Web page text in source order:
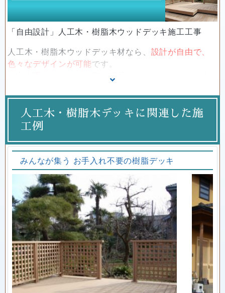
「自由設計」人工木・樹脂木ウッドデッキ施工工事
人工木・樹脂木ウッドデッキ材なら、 設計が自由で、
色々なデザインが可能です。
大手メーカーの人工木商品のデメリットは、自由
傾斜地や二階建てデッキなどこだわりのあるウッドデ
ッキ施工が難しい点です。
また、きまったデザインしか選べない、プラスティッ
す。
リーベワークスは、下記の人工木・樹脂木もおすすめ
します。
これらの材料は、様々な材料がありますので、デザイ
ン、自由設計で喜んでいただけると思います。
人工木・樹脂木デッキの特質・比較は、
こちらを御覧ください。
樹脂ウッドデッキ 人気ランキング
１番人気 アドバンスデッキ３
２番人気 プラチナデッキ２
人工木・樹脂木デッキに関連した施
工例
みんなが集う お手入れ不要の樹脂デッキ